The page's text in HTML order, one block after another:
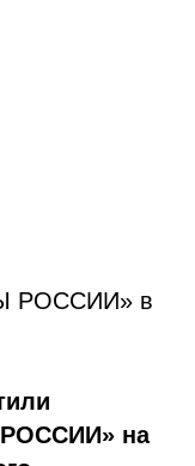
РОССИИ» в
РОССИИ» на